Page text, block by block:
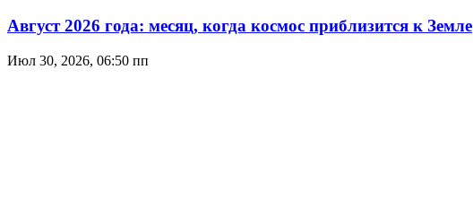
Август 2026 года: месяц, когда космос приблизится к Земле
Июл 30, 2026, 06:50 пп